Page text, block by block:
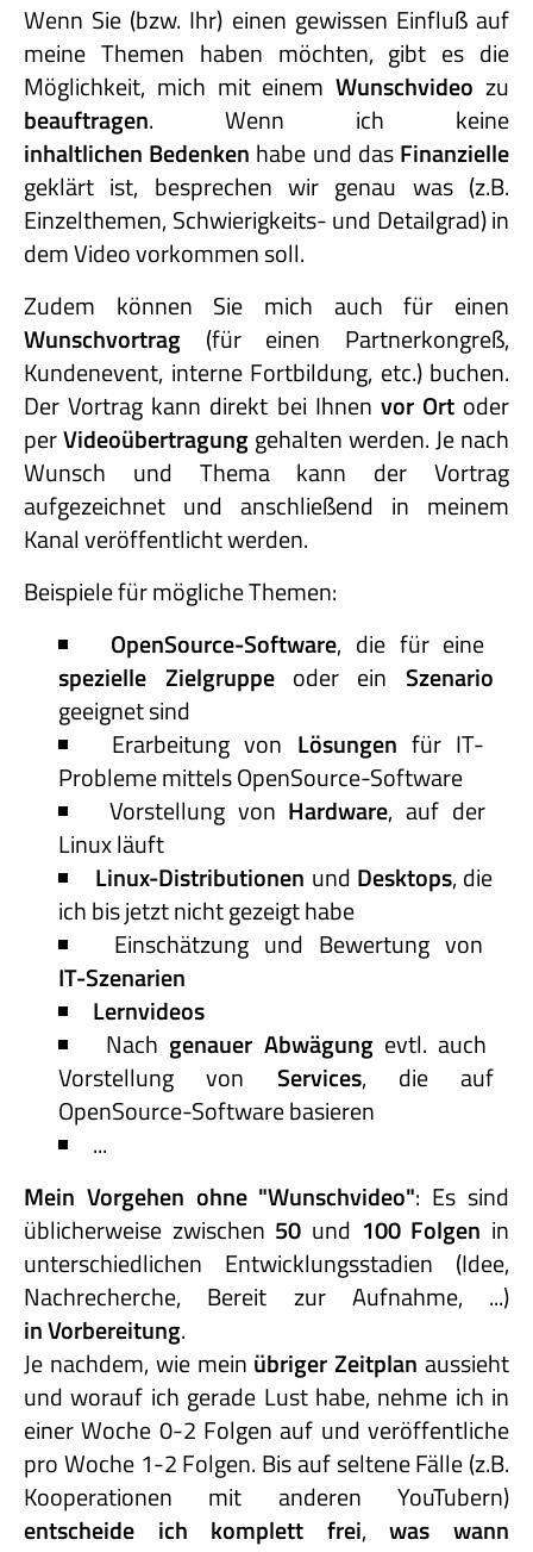
Wenn Sie (bzw. Ihr) einen gewissen Einfluß auf
meine Themen haben möchten, gibt es die
Möglichkeit, mich mit einemWunschvideo zu
beauftragen. Wenn ich keine
inhaltlichen Bedenken habe und dasFinanzielle
geklärt ist, besprechen wir genau was (z.B.
Einzelthemen, Schwierigkeits- und Detailgrad) in
dem Video vorkommen soll.
Zudem können Sie mich auch für einen
Wunschvortrag (für einen Partnerkongreß,
Kundenevent, interne Fortbildung, etc.) buchen.
Der Vortrag kann direkt bei Ihnen vor Ortoder
perVideoübertragunggehalten werden. Je nach
Wunsch und Thema kann der Vortrag
aufgezeichnet und anschließend in meinem
Kanal veröffentlicht werden.
Beispiele für mögliche Themen:
OpenSource-Software, die für eine
spezielle Zielgruppeoder ein Szenario
geeignet sind
Erarbeitung von Lösungen für IT-
Probleme mittels OpenSource-Software
Vorstellung von Hardware, auf der
Linux läuft
Linux-Distributionen und Desktops, die
ich bis jetzt nicht gezeigt habe
Einschätzung und Bewertung von
IT-Szenarien
Lernvideos
Nach genauer Abwägungevtl. auch
Vorstellung von Services, die auf
OpenSource-Software basieren
...
Mein Vorgehen ohne "Wunschvideo": Es sind
üblicherweise zwischen 50 und 100 Folgen in
unterschiedlichen Entwicklungsstadien (Idee,
Nachrecherche, Bereit zur Aufnahme, ...)
in Vorbereitung.
Je nachdem, wie mein übriger Zeitplan aussieht
und worauf ich gerade Lust habe, nehme ich in
einer Woche 0-2 Folgen auf und veröffentliche
pro Woche 1-2 Folgen. Bis auf seltene Fälle (z.B.
Kooperationen mit anderen YouTubern)
entscheide
ich komplett frei,was
wann